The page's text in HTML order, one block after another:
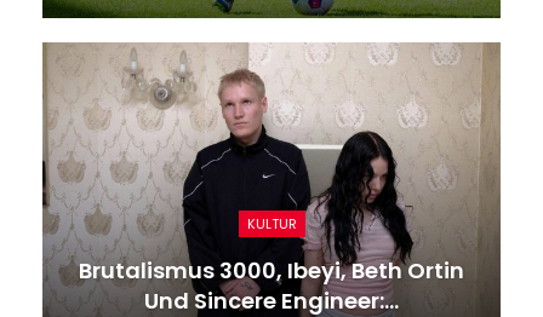
KULTUR
Brutalismus 3000, Ibeyi, Beth Ortin
Und Sincere Engineer:…